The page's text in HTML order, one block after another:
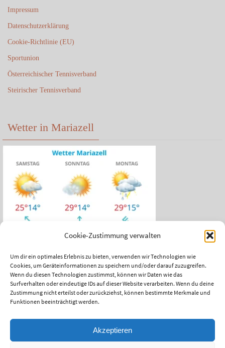
Cookie-Zustimmung verwalten
Um dir ein optimales Erlebnis zu bieten, verwenden wir Technologien wie
Cookies, um Geräteinformationen zu speichern und/oder darauf zuzugreifen.
Wenn du diesen Technologien zustimmst, können wir Daten wie das
Surfverhalten oder eindeutige IDs auf dieser Website verarbeiten. Wenn du deine
Zustimmung nicht erteilst oder zurückziehst, können bestimmte Merkmale und
Funktionen beeinträchtigt werden.
Akzeptieren
Impressum
Datenschutzerklärung
Cookie-Richtlinie (EU)
Sportunion
Österreichischer Tennisverband
Steirischer Tennisverband
Wetter in Mariazell
Das aktuelle Wetter in Mariazell
Unwetter Warnzentrale
Satellitenbild ZAMG
ÖAMTC Verkehrsservice